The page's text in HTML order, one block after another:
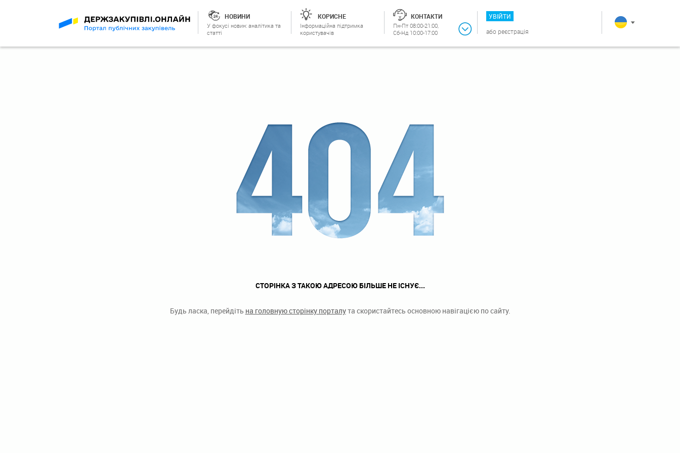
НОВИНИ
У фокусі новин: аналітика та
статті
КОРИСНЕ
Інформаційна підтримка
користувачів
КОНТАКТИ
Пн-Пт 08:00-21:00,
Сб-Нд 10:00-17:00
УВІЙТИ
або реєстрація
СТОРІНКА З ТАКОЮ АДРЕСОЮ БІЛЬШЕ НЕ ІСНУЄ...
Будь ласка, перейдіть на головную сторінку порталута скористайтесь основною навігацією по сайту.